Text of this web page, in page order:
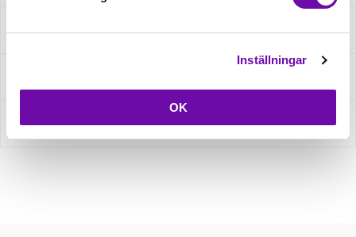
Inställningar
OK
Specifikation
Recensioner